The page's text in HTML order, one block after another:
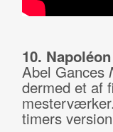
10.
Abel Gances
dermed et af
timers